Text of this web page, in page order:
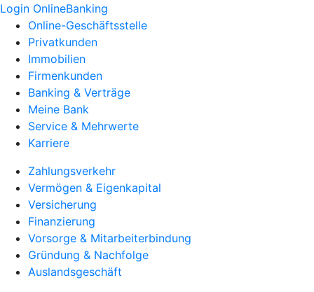
Login OnlineBanking
Online-Geschäftsstelle
Privatkunden
Immobilien
Firmenkunden
Banking & Verträge
Meine Bank
Service & Mehrwerte
Karriere
Zahlungsverkehr
Vermögen & Eigenkapital
Versicherung
Finanzierung
Vorsorge & Mitarbeiterbindung
Gründung & Nachfolge
Auslandsgeschäft